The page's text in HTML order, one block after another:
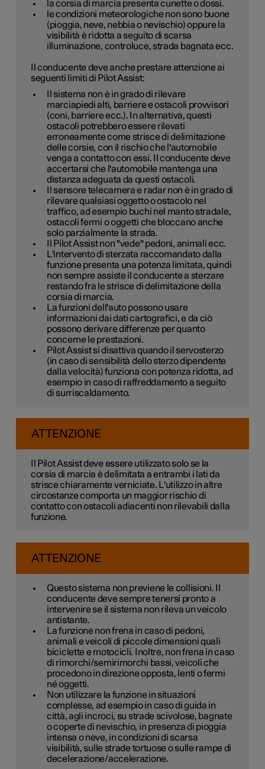
la corsia di marcia presenta cunette o dossi.
le condizioni meteorologiche non sono buone
(pioggia, neve, nebbia o nevischio) oppure la
visibilità è ridotta a seguito di scarsa
illuminazione, controluce, strada bagnata ecc.
Il conducente deve anche prestare attenzione ai
seguenti limiti di Pilot Assist:
Il sistema non è in grado di rilevare
marciapiedi alti, barriere e ostacoli provvisori
(coni, barriere ecc.). In alternativa, questi
ostacoli potrebbero essere rilevati
erroneamente come strisce di delimitazione
delle corsie, con il rischio che l'automobile
venga a contatto con essi. Il conducente deve
accertarsi che l'automobile mantenga una
distanza adeguata da questi ostacoli.
Il sensore telecamera e radar non è in grado di
rilevare qualsiasi oggetto o ostacolo nel
traffico, ad esempio buchi nel manto stradale,
ostacoli fermi o oggetti che bloccano anche
solo parzialmente la strada.
Il Pilot Assist non "vede" pedoni, animali ecc.
L'intervento di sterzata raccomandato dalla
funzione presenta una potenza limitata, quindi
non sempre assiste il conducente a sterzare
restando fra le strisce di delimitazione della
corsia di marcia.
La funzioni dell'auto possono usare
informazioni dai dati cartografici, e da ciò
possono derivare differenze per quanto
concerne le prestazioni.
Pilot Assist si disattiva quando il servosterzo
(in caso di sensibilità dello sterzo dipendente
dalla velocità) funziona con potenza ridotta, ad
esempio in caso di raffreddamento a seguito
di surriscaldamento.
ATTENZIONE
Il Pilot Assist deve essere utilizzato solo se la
corsia di marcia è delimitata a entrambi i lati da
strisce chiaramente verniciate. L'utilizzo in altre
circostanze comporta un maggior rischio di
contatto con ostacoli adiacenti non rilevabili dalla
funzione.
ATTENZIONE
Questo sistema non previene le collisioni. Il
conducente deve sempre tenersi pronto a
intervenire se il sistema non rileva un veicolo
antistante.
La funzione non frena in caso di pedoni,
animali e veicoli di piccole dimensioni quali
biciclette e motocicli. Inoltre, non frena in caso
di rimorchi/semirimorchi bassi, veicoli che
procedono in direzione opposta, lenti o fermi
né oggetti.
Non utilizzare la funzione in situazioni
complesse, ad esempio in caso di guida in
città, agli incroci, su strade scivolose, bagnate
o coperte di nevischio, in presenza di pioggia
intensa o neve, in condizioni di scarsa
visibilità, sulle strade tortuose o sulle rampe di
decelerazione/accelerazione.